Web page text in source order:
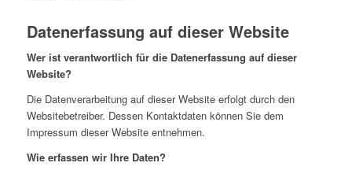
Datenerfassung auf dieser Website
Wer ist verantwortlich für die Datenerfassung auf dieser
Website?
Die Datenverarbeitung auf dieser Website erfolgt durch den
Websitebetreiber. Dessen Kontaktdaten können Sie dem
Impressum dieser Website entnehmen.
Wie erfassen wir Ihre Daten?